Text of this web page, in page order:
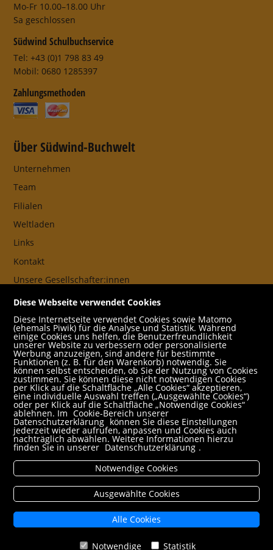
Mo-Fr 10.00–18.00 Uhr
Sa geschlossen
Südwind Schulbuchservice
Tel: +43 (0)1 798 83 49
Mobil: 0680 1285397
Zahlungsmethoden
Über Südwind-Buchwelt
Unternehmen
Team
Filialen
Weltladen
Links
Kontakt
Unsere Gesellschafter:innen
AGB
Impressum
Datenschutz- und Cookieerklärung
Freund:innen
Service
Jobs
Newsletter abonnieren
Schulbuchservice
Rund um den Einkauf
Versandbedingungen
Filialabholung
Erweiterte Suche
Mein Konto
Diese Webseite verwendet Cookies
Diese Internetseite verwendet Cookies sowie Matomo
(ehemals Piwik) für die Analyse und Statistik. Während
einige Cookies uns helfen, die Benutzerfreundlichkeit
unserer Website zu verbessern oder personalisierte
Werbung anzuzeigen, sind andere für bestimmte
Funktionen (z. B. für den Warenkorb) notwendig. Sie
können selbst entscheiden, ob Sie der Nutzung von Cookies
zustimmen. Sie können diese nicht notwendigen Cookies
per Klick auf die Schaltfläche „Alle Cookies“ akzeptieren,
eine individuelle Auswahl treffen („Ausgewählte Cookies“)
oder per Klick auf die Schaltfläche „Notwendige Cookies“
ablehnen. Im Cookie-Bereich unserer
Datenschutzerklärung können Sie diese Einstellungen
jederzeit wieder aufrufen, anpassen und Cookies auch
nachträglich abwählen. Weitere Informationen hierzu
finden Sie in unserer Datenschutzerklärung .
Notwendige Cookies
Ausgewählte Cookies
Alle Cookies
Notwendige Statistik